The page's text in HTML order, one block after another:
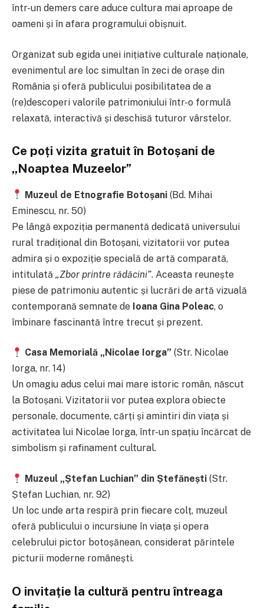
într-un demers care aduce cultura mai aproape de
oameni și în afara programului obișnuit.
Organizat sub egida unei inițiative culturale naționale,
evenimentul are loc simultan în zeci de orașe din
România și oferă publicului posibilitatea de a
(re)descoperi valorile patrimoniului într-o formulă
relaxată, interactivă și deschisă tuturor vârstelor.
Ce poți vizita gratuit în Botoșani de
„Noaptea Muzeelor”
Muzeul de Etnografie Botoșani (Bd. Mihai
Eminescu, nr. 50)
Pe lângă expoziția permanentă dedicată universului
rural tradițional din Botoșani, vizitatorii vor putea
admira și o expoziție specială de artă comparată,
intitulată „Zbor printre rădăcini”. Aceasta reunește
piese de patrimoniu autentic și lucrări de artă vizuală
contemporană semnate de Ioana Gina Poleac, o
îmbinare fascinantă între trecut și prezent.
Casa Memorială „Nicolae Iorga” (Str. Nicolae
Iorga, nr. 14)
Un omagiu adus celui mai mare istoric român, născut
la Botoșani. Vizitatorii vor putea explora obiecte
personale, documente, cărți și amintiri din viața și
activitatea lui Nicolae Iorga, într-un spațiu încărcat de
simbolism și rafinament cultural.
Muzeul „Ștefan Luchian” din Ștefănești (Str.
Ștefan Luchian, nr. 92)
Un loc unde arta respiră prin fiecare colț, muzeul
oferă publicului o incursiune în viața și opera
celebrului pictor botoșănean, considerat părintele
picturii moderne românești.
O invitație la cultură pentru întreaga